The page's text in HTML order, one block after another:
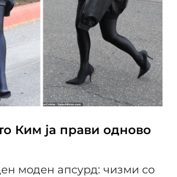
Ким ја прави одново
моден апсурд: чизми со